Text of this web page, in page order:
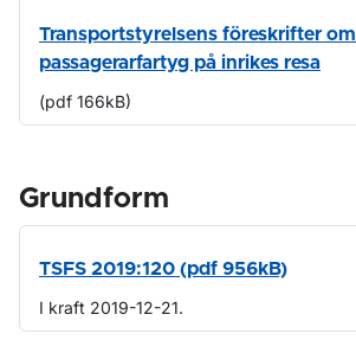
Transportstyrelsens föreskrifter om
passagerarfartyg på inrikes resa
(pdf 166kB)
Grundform
TSFS 2019:120 (pdf 956kB)
I kraft 2019-12-21.